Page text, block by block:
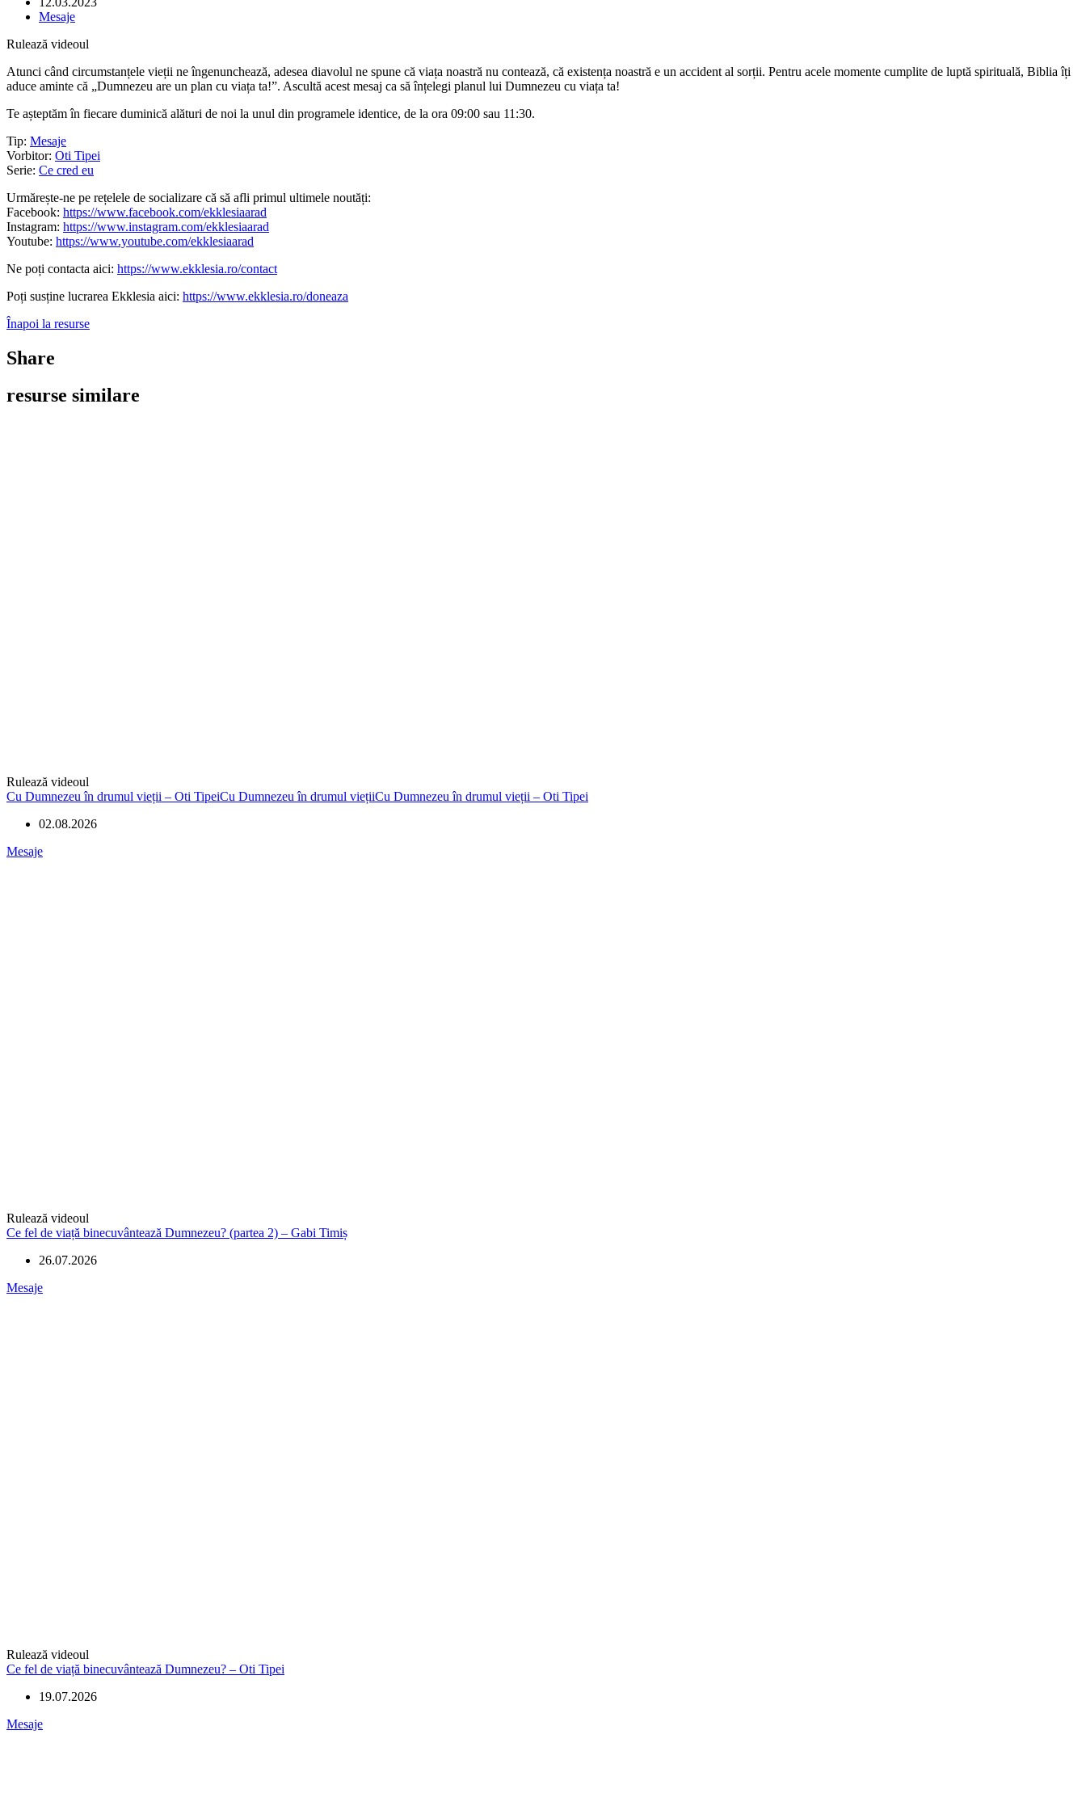
Mesaje
Rulează videoul
Atunci când circumstanțele vieții ne îngenunchează, adesea diavolul ne spune că viața noastră nu contează, că existența noastră e un accident al sorții. Pentru acele momente cumplite de luptă spirituală, Biblia îți
aduce aminte că „Dumnezeu are un plan cu viața ta!”. Ascultă acest mesaj ca să înțelegi planul lui Dumnezeu cu viața ta!
Te așteptăm în fiecare duminică alături de noi la unul din programele identice, de la ora 09:00 sau 11:30.
Tip: Mesaje
Vorbitor: Oti Tipei
Serie: Ce cred eu
Urmărește-ne pe rețelele de socializare că să afli primul ultimele noutăți:
Facebook: https://www.facebook.com/ekklesiaarad
Instagram: https://www.instagram.com/ekklesiaarad
Youtube: https://www.youtube.com/ekklesiaarad
Ne poți contacta aici: https://www.ekklesia.ro/contact
Poți susține lucrarea Ekklesia aici: https://www.ekklesia.ro/doneaza
Înapoi la resurse
Share
resurse similare
Rulează videoul
Cu Dumnezeu în drumul vieții – Oti TipeiCu Dumnezeu în drumul viețiiCu Dumnezeu în drumul vieții – Oti Tipei
02.08.2026
Mesaje
Rulează videoul
Ce fel de viață binecuvântează Dumnezeu? (partea 2) – Gabi Timiș
26.07.2026
Mesaje
Rulează videoul
Ce fel de viață binecuvântează Dumnezeu? – Oti Tipei
19.07.2026
Mesaje